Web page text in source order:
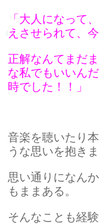
「大人になって
えさせられて、
正解なんて まだ
な私でもいいん
時でした！！」
音楽を聴いたり
うな思いを抱きま
思い通りになん
もままある。
そんなことも経